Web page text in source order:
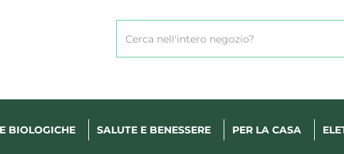
Prodotto
BIOLOGICHE SALUTE E BENESSERE PER LA CASA